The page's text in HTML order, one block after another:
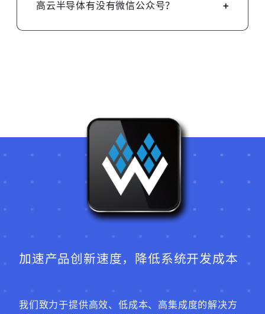
件为 GW5AST-138 B 版本。
高云半导体有没有微信公众号？
加速产品创新速度，降低系统开发成本
我们致力于提供高效、低成本、高集成度的解决方